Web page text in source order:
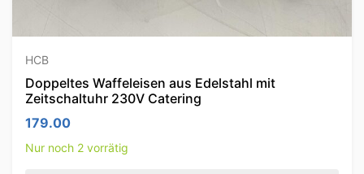
HCB
Doppeltes Waffeleisen aus Edelstahl mit
Zeitschaltuhr 230V Catering
179.00
Nur noch 2 vorrätig